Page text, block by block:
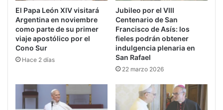
El Papa León XIV visitará
Argentina en noviembre
como parte de su primer
viaje apostólico por el
Cono Sur
Hace 2 días
Jubileo por el VIII
Centenario de San
Francisco de Asís: los
fieles podrán obtener
indulgencia plenaria en
San Rafael
22 marzo 2026